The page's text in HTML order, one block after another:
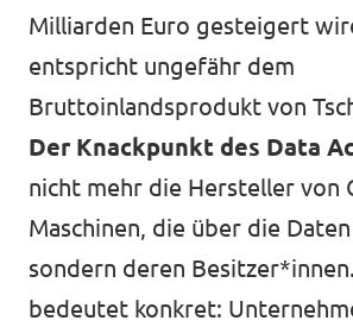
Milliarden Euro gesteigert
entspricht ungefähr dem
Bruttoinlandsprodukt von
Der Knackpunkt des Data
nicht mehr die Hersteller von
Maschinen, die über die
sondern deren
bedeutet konkret: